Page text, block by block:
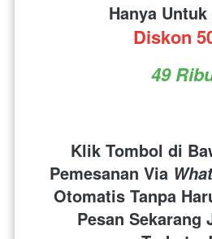
Hanya
Diskon
49
Klik Tombol di
Pemesanan Via
Otomatis Tanpa
Pesan Sekarang